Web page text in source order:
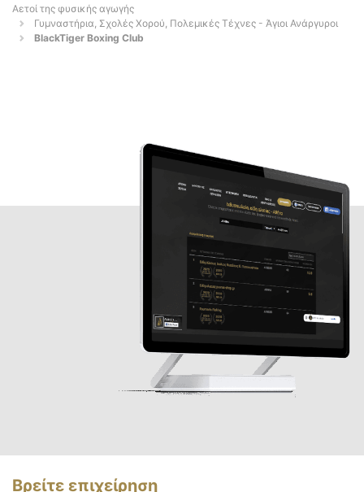
Αετοί της φυσικής αγωγής
Γυμναστήρια, Σχολές Χορού, Πολεμικές Τέχνες - Άγιοι Ανάργυροι
BlackTiger Boxing Club
Βρείτε επιχείρηση